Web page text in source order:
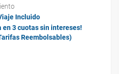
Incluido
en 3 cuotas sin intereses!
Reembolsables)